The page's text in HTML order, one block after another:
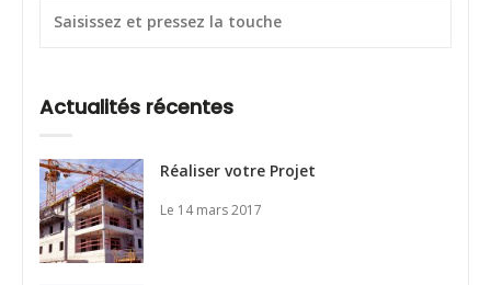
Actualités récentes
Réaliser votre Projet
Le 14 mars 2017